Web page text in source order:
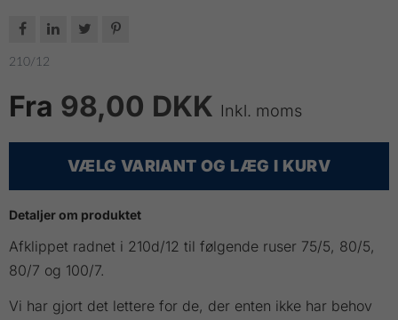
   
210/12
Fra 98,00 DKK Inkl. moms
VÆLG VARIANT OG LÆG I KURV
Detaljer om produktet
Afklippet radnet i 210d/12 til følgende ruser 75/5, 80/5,
80/7 og 100/7.
Vi har gjort det lettere for de, der enten ikke har behov